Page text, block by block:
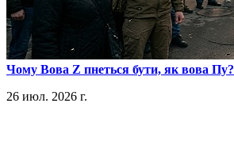
​Чому Вова Z пнеться бути, як вова Пу?
26 июл. 2026 г.